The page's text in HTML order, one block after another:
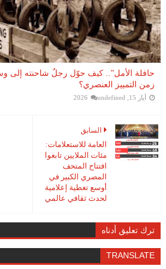
حافلة الأمل”.. كيف حوّل رجلٌ شاحنته إلى
زمن التمييز العنصري؟
أيار 15, 2026 undefined
السابق
العامة للاستعلامات:
مئات الملايين تابعوا
افتتاح المتحف
المصري الكبير في
أوسع تغطية إعلامية
لحدث ثقافي عالمي
ترك تعليق أدناه
TRANSLATE